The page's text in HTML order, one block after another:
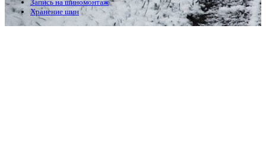
Запись на шиномонтаж
Хранение шин